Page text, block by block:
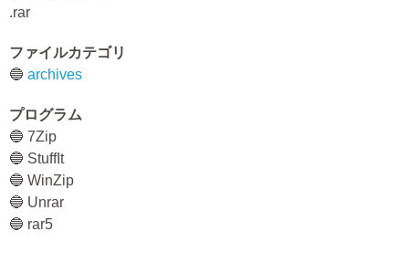
.rar
ファイルカテゴリ
🔵 archives
プログラム
🔵 7Zip
🔵 StuffIt
🔵 WinZip
🔵 Unrar
🔵 rar5